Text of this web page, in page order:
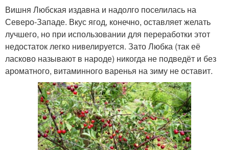
Вишня Любская издавна и надолго поселилась на
Северо-Западе. Вкус ягод, конечно, оставляет желать
лучшего, но при использовании для переработки этот
недостаток легко нивелируется. Зато Любка (так её
ласково называют в народе) никогда не подведёт и без
ароматного, витаминного варенья на зиму не оставит.